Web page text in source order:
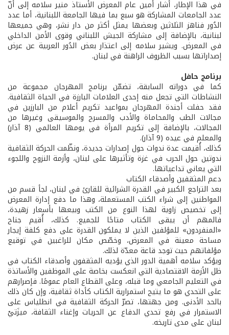
في هذا الإطار، أشار أمين عام المعرض الأستاذ منير سلامه إلى أنّ
عدد الجامعات المشاركة هو سبع بما فيها الجامعة اللبنانية، أما عدد
الدُور فناهز الثلاثين وبعضها يمثل أكثر من دار نشر، وهي جميعها
لبنانية، بالإضافة إلى مشاركة الجيش اللبناني وقوى الأمن الداخلي
في المعرض. ويشير سلامه إلى اعتذار بعض الدُور العربية عن عرض
إصداراتها بسبب الظروف الراهنة في لبنان.
برنامج حافل
كما في دوراته السابقة، تضمّن برنامج المهرجان مجموعة من
النشاطات التي تجعل منه إحدى العلامات البارزة في الحياة الثقافية.
فقد حفلت أجندة المهرجان بمواعيد تكريم أعلام من البارزين في
مجالات الطب والمحاماة والأدب والمسرح والموسيقى وغيرها من
المجالات، بالإضافة إلى تكريم المرأة في يومها العالمي (8 آذار)
والمعلم في عيده (9 آذار).
كذلك، أُقيمت عدة ندوات حول إصدارات جديدة، ونظّمت الحركة الثقافية
ندوتين حول الحرب في غزة وتأثيرها على لبنان، وأزمة النزوح واللجوء
التي يعاني تداعياتها.
دعم المثقفين وأصدقاء الكتاب
بعد التراجع الكبير في القدرة الشرائية للقارئ في لبنان، لجأ قسم من
المواطنين إلى شراء الكتب المستعملة، وهذا ما دفع إدارة المعرض
إلى تخصيص زاوية لهذا النوع من الكتب وبيعها بأسعار زهيدة،
فالمهم أن يبقى الكتاب متاحًا للجميع. كذلك، أُقيم جناح
«المنفردون» للمؤلفين الذين لا يملكون القدرة على دفع كلفة إيجار
مساحة معينة في المعرض، وخصّص مكان للراغبين في توقيع
مؤلفاتهم حيث توجد قاعة معدّة لذلك.
ويؤكد سلامه أهمية الدور الذي يؤديه المثقفون وأصدقاء الكتاب في
ظل الأزمة الاقتصادية التي انعكست بخاصة على الموظفين والأساتذة
في التعليم الجامعي وما قبله، وعلى القطاع العام عمومًا. فإصرارهم
على التحدي هو ما يتيح استمرارية الكتاب كأداة ثقافية، وإن كان ذلك
بالحد الأدنى. ومن جهتها، تصرّ الحركة الثقافية في انطلياس على
الاستمرار في رفع تحدي الدفاع عن الحريات وإغناء الثقافة، ميزَتيْ
لبنان على مدى تاريخه.